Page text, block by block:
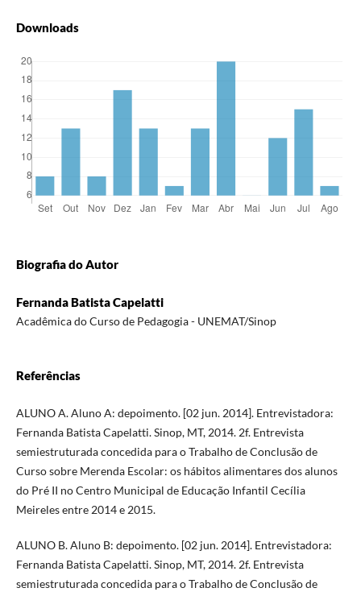
Downloads
Biografia do Autor
Fernanda Batista Capelatti
Acadêmica do Curso de Pedagogia - UNEMAT/Sinop
Referências
ALUNO A. Aluno A: depoimento. [02 jun. 2014]. Entrevistadora:
Fernanda Batista Capelatti. Sinop, MT, 2014. 2f. Entrevista
semiestruturada concedida para o Trabalho de Conclusão de
Curso sobre Merenda Escolar: os hábitos alimentares dos alunos
do Pré II no Centro Municipal de Educação Infantil Cecília
Meireles entre 2014 e 2015.
ALUNO B. Aluno B: depoimento. [02 jun. 2014]. Entrevistadora:
Fernanda Batista Capelatti. Sinop, MT, 2014. 2f. Entrevista
semiestruturada concedida para o Trabalho de Conclusão de